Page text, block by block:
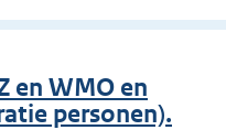
en WMO en
personen).